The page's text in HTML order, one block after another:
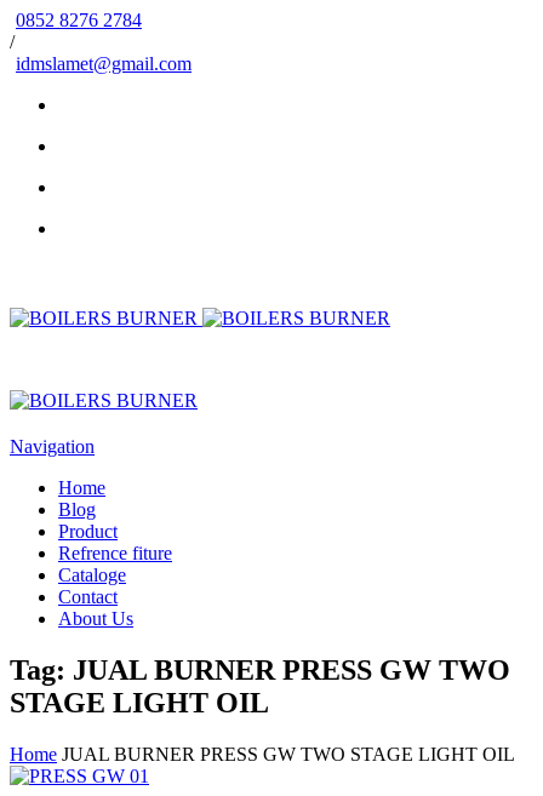
0852 8276 2784
/
idmslamet@gmail.com
Navigation
Home
Blog
Product
Refrence fiture
Cataloge
Contact
About Us
Tag: JUAL BURNER PRESS GW TWO
STAGE LIGHT OIL
Home JUAL BURNER PRESS GW TWO STAGE LIGHT OIL